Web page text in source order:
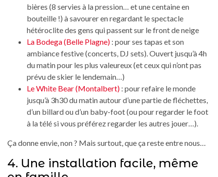
bières (8 servies à la pression… et une centaine en
bouteille !) à savourer en regardant le spectacle
hétéroclite des gens qui passent sur le front de neige
La Bodega (Belle Plagne) : pour ses tapas et son
ambiance festive (concerts, DJ sets). Ouvert jusqu’à 4h
du matin pour les plus valeureux (et ceux qui n’ont pas
prévu de skier le lendemain…)
Le White Bear (Montalbert) : pour refaire le monde
jusqu’à 3h30 du matin autour d’une partie de fléchettes,
d’un billard ou d’un baby-foot (ou pour regarder le foot
à la télé si vous préférez regarder les autres jouer…).
Ça donne envie, non ? Mais surtout, que ça reste entre nous…
4. Une installation facile, même